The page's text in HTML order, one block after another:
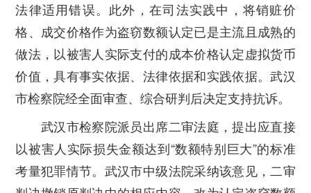
法律适用错误。此外，在司法实践中，将销赃价
格、成交价格作为盗窃数额认定已是主流且成熟的
做法，以被害人实际支付的成本价格认定虚拟货币
价值，具有事实依据、法律依据和实践依据。武汉
市检察院经全面审查、综合研判后决定支持抗诉。
武汉市检察院派员出席二审法庭，提出应直接
以被害人实际损失金额达到“数额特别巨大”的标准
考量犯罪情节。武汉市中级法院采纳该意见，二审